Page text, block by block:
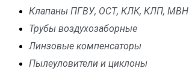
Клапаны ПГВУ, ОСТ, КЛК, КЛП, МВН
Трубы воздухозаборные
Линзовые компенсаторы
Пылеуловители и циклоны